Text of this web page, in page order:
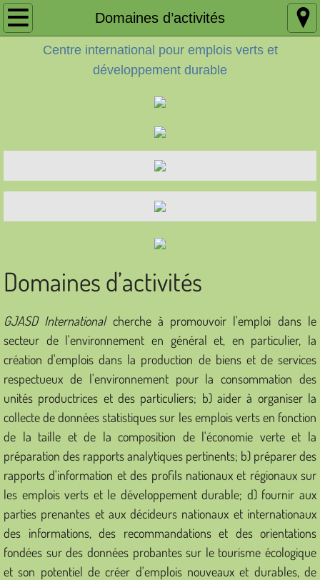
Domaines d’activités
Home
Accueil
Domaines d’activités
Activities 2023
Activités
Activités 2023
Cooperation
Coopération
Structure and Membership
Strucure et membres
Centre international pour emplois verts et
développement durable
Domaines d’activités
GJASD Internationalcherche à promouvoir l'emploi dans le
secteur de l'environnement en général et, en particulier, la
création d'emplois dans la production de biens et de services
respectueux de l'environnement pour la consommation des
unités productrices et des particuliers; b) aider à organiser la
collecte de données statistiques sur les emplois verts en fonction
de la taille et de la composition de l'économie verte et la
préparation des rapports analytiques pertinents; b) préparer des
rapports d'information et des profils nationaux et régionaux sur
les emplois verts et le développement durable; d) fournir aux
parties prenantes et aux décideurs nationaux et internationaux
des informations, des recommandations et des orientations
fondées sur des données probantes sur le tourisme écologique
et son potentiel de créer d'emplois nouveaux et durables, de